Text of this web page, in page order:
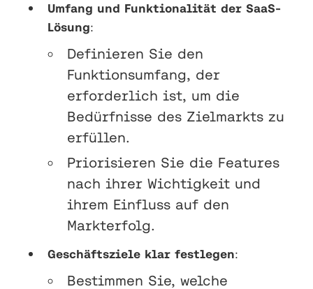
Umfang und Funktionalität der SaaS-
Lösung:
Definieren Sie den
Funktionsumfang, der
erforderlich ist, um die
Bedürfnisse des Zielmarkts zu
erfüllen.
Priorisieren Sie die Features
nach ihrer Wichtigkeit und
ihrem Einfluss auf den
Markterfolg.
Geschäftsziele klar festlegen:
Bestimmen Sie, welche